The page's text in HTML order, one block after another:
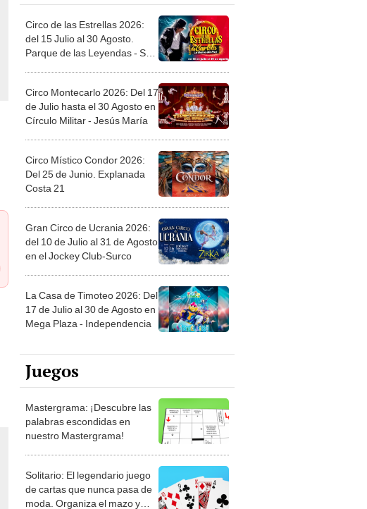
Circo de las Estrellas 2026:
del 15 Julio al 30 Agosto.
Parque de las Leyendas - San
Circo Montecarlo 2026: Del 17
de Julio hasta el 30 Agosto en
Círculo Militar - Jesús María
Circo Místico Condor 2026:
Del 25 de Junio. Explanada
Costa 21
Gran Circo de Ucrania 2026:
del 10 de Julio al 31 de Agosto
en el Jockey Club-Surco
La Casa de Timoteo 2026: Del
17 de Julio al 30 de Agosto en
Mega Plaza - Independencia
Juegos
Mastergrama: ¡Descubre las
palabras escondidas en
nuestro Mastergrama!
Solitario: El legendario juego
de cartas que nunca pasa de
moda. Organiza el mazo y